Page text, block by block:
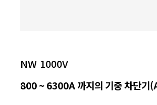
NW 1000V
800 ~ 6300A 까지의 기중 차단기